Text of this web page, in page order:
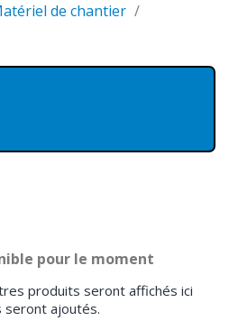
de chantier
pour le moment
produits seront affichés ici
seront ajoutés.